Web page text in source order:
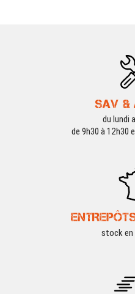
SAV &
du lundi
de 9h30 à 12h30
stock en